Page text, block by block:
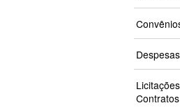
Despesas
Contratos